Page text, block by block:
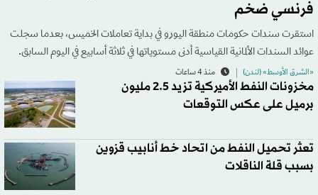
فرنسي ضخم
استقرت سندات حكومات منطقة اليورو في بداية تعاملات الخميس، بعدما سجلت
عوائد السندات الألمانية القياسية أدنى مستوياتها في ثلاثة أسابيع في اليوم السابق.
«الشرق الأوسط» (لندن) منذ 4 ساعات
مخزونات النفط الأميركية تزيد 2.5 مليون
برميل على عكس التوقعات
تعثر تحميل النفط من اتحاد خط أنابيب قزوين
بسبب قلة الناقلات